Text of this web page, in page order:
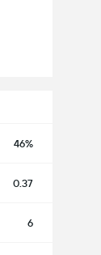
46%
0.37
6